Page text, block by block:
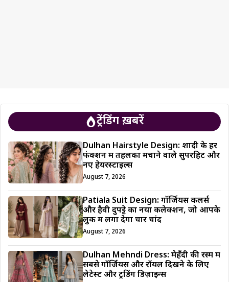
ट्रेंडिंग ख़बरें
Dulhan Hairstyle Design: शादी के हर
फंक्शन में तहलका मचाने वाले सुपरहिट और
नए हेयरस्टाइल्स
August 7, 2026
Patiala Suit Design: गॉर्जियस कलर्स
और हैवी दुपट्टे का नया कलेक्शन, जो आपके
लुक में लगा देगा चार चांद
August 7, 2026
Dulhan Mehndi Dress: मेहँदी की रस्म में
सबसे गॉर्जियस और रॉयल दिखने के लिए
लेटेस्ट और ट्रेंडिंग डिज़ाइन्स